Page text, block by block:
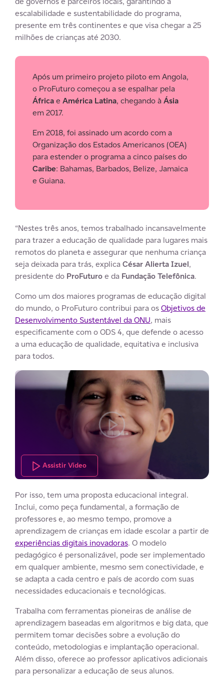
escalabilidade e sustentabilidade do programa,
presente em três continentes e que visa chegar a 25
milhões de crianças até 2030.
Após um primeiro projeto piloto em Angola,
o ProFuturo começou a se espalhar pela
Áfricae América Latina, chegando àÁsia
em 2017.
Em 2018, foi assinado um acordo com a
Organização dos Estados Americanos (OEA)
para estender o programa a cinco países do
Caribe: Bahamas, Barbados, Belize, Jamaica
e Guiana.
“Nestes três anos, temos trabalhado incansavelmente
para trazer a educação de qualidade para lugares mais
remotos do planeta e assegurar que nenhuma criança
seja deixada para trás, explica César Alierta Izuel,
presidente do ProFuturoe da Fundação Telefônica.
Como um dos maiores programas de educação digital
do mundo, o ProFuturo contribui para osObjetivos de
Desenvolvimento Sustentável da ONU, mais
especificamente com o ODS 4, que defende o acesso
a uma educação de qualidade, equitativa e inclusiva
para todos.
Assistir Vídeo
Por isso, tem uma proposta educacional integral.
Inclui, como peça fundamental, a formação de
professores e, ao mesmo tempo, promove a
aprendizagem de crianças em idade escolar a partir de
experiências digitais inovadoras. O modelo
pedagógico é personalizável, pode ser implementado
em qualquer ambiente, mesmo sem conectividade, e
se adapta a cada centro e país de acordo com suas
necessidades educacionais e tecnológicas.
Trabalha com ferramentas pioneiras de análise de
aprendizagem baseadas em algoritmos e big data, que
permitem tomar decisões sobre a evolução do
conteúdo, metodologias e implantação operacional.
Além disso, oferece ao professor aplicativos adicionais
para personalizar a educação de seus alunos.